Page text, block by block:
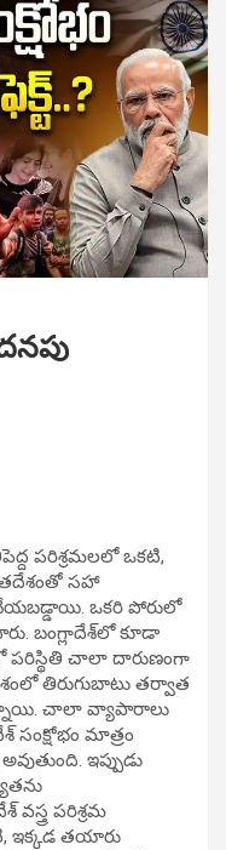
పరిశ్రమలలో ఒకటి,
సహా
ఒకరి పోరులో
బంగ్లాదేశ్‌లో కూడా
పరిస్థితి చాలా దారుణంగా
తిరుగుబాటు తర్వాత
చాలా వ్యాపారాలు
మాత్రం
ఇప్పుడు
వస్త్ర పరిశ్రమ
ఇక్కడ తయారు